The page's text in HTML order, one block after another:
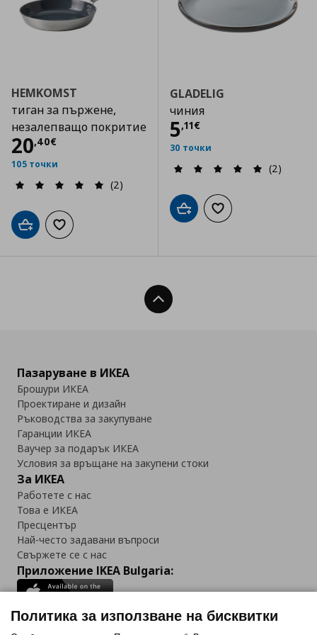
HEMKOMST
тиган за пържене,
незалепващо покритие
20,40€
Цена
105 точки
(2)
Добави в кошницата
Добави към списъка с любими
GLADELIG
чиния
5,11€
Цена
30 точки
(2)
Добави в кошницата
Добави към
Нагоре
Пазаруване в ИКЕА
Брошури ИКЕА
Проектиране и дизайн
Ръководства за закупуване
Гаранции ИКЕА
Ваучер за подарък ИКЕА
Условия за връщане на закупени стоки
За ИКЕА
Работете с нас
Това е ИКЕА
Пресцентър
Най-често задавани въпроси
Свържете се с нас
Приложение IKEA Bulgaria:
Политика за използване на бисквитки